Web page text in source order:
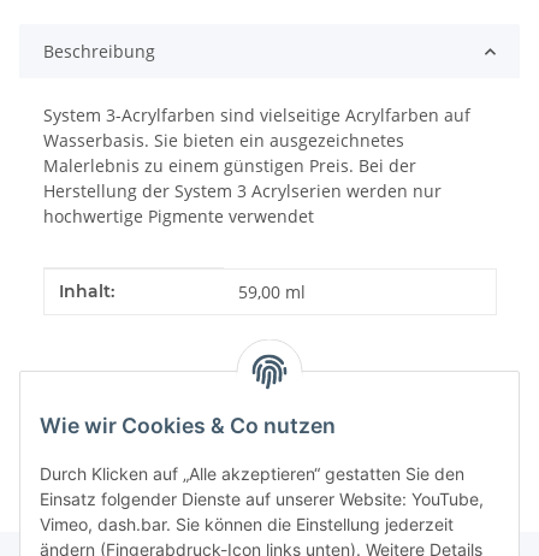
Wie wir Cookies & Co nutzen
Durch Klicken auf „Alle akzeptieren“ gestatten Sie den
Einsatz folgender Dienste auf unserer Website: YouTube,
Vimeo, dash.bar. Sie können die Einstellung jederzeit
ändern (Fingerabdruck-Icon links unten). Weitere Details
Beschreibung
System 3-Acrylfarben sind vielseitige Acrylfarben auf
Wasserbasis. Sie bieten ein ausgezeichnetes
Malerlebnis zu einem günstigen Preis. Bei der
Herstellung der System 3 Acrylserien werden nur
hochwertige Pigmente verwendet
Produkteigenschaft
Wert
Inhalt: 59,00 ml